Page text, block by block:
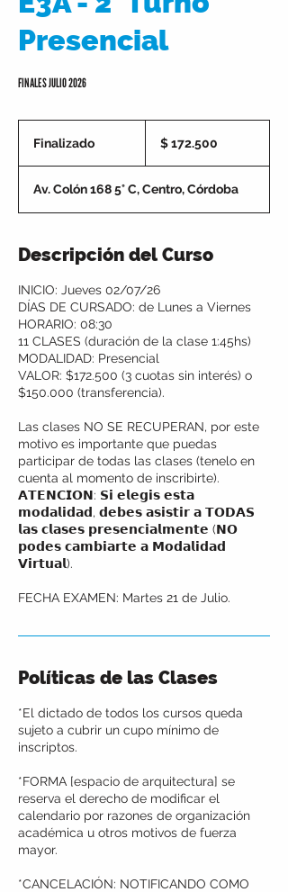
Presencial
FINALES JULIO 2026
Finalizado
a
l
z
a
o
pesos
argentinos
$ 172.500
Av. Colón 168 5° C, Centro, Córdoba
Descripción del Curso
INICIO: Jueves 02/07/26
DÍAS DE CURSADO: de Lunes a Viernes
HORARIO: 08:30
11 CLASES (duración de la clase 1:45hs)
MODALIDAD: Presencial
VALOR: $172.500 (3 cuotas sin interés) o
$150.000 (transferencia).
Las clases NO SE RECUPERAN, por este
motivo es importante que puedas
participar de todas las clases (tenelo en
cuenta al momento de inscribirte).
𝗔𝗧𝗘𝗡𝗖𝗜𝗢𝗡: 𝗦𝗶 𝗲𝗹𝗲𝗴𝗶𝘀 𝗲𝘀𝘁𝗮
𝗺𝗼𝗱𝗮𝗹𝗶𝗱𝗮𝗱, 𝗱𝗲𝗯𝗲𝘀 𝗮𝘀𝗶𝘀𝘁𝗶𝗿 𝗮 𝗧𝗢𝗗𝗔𝗦
𝗹𝗮𝘀 𝗰𝗹𝗮𝘀𝗲𝘀 𝗽𝗿𝗲𝘀𝗲𝗻𝗰𝗶𝗮𝗹𝗺𝗲𝗻𝘁𝗲 (𝗡𝗢
𝗽𝗼𝗱𝗲𝘀 𝗰𝗮𝗺𝗯𝗶𝗮𝗿𝘁𝗲 𝗮 𝗠𝗼𝗱𝗮𝗹𝗶𝗱𝗮𝗱
𝗩𝗶𝗿𝘁𝘂𝗮𝗹).
FECHA EXAMEN: Martes 21 de Julio.
Políticas de las Clases
*El dictado de todos los cursos queda
sujeto a cubrir un cupo mínimo de
inscriptos.
*FORMA [espacio de arquitectura] se
reserva el derecho de modificar el
calendario por razones de organización
académica u otros motivos de fuerza
mayor.
*CANCELACIÓN: NOTIFICANDO COMO